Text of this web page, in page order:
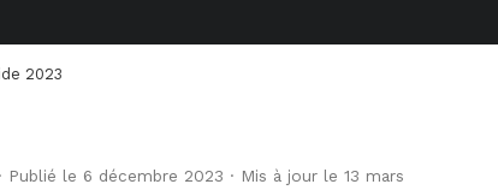
2023
· Publié le 6 décembre 2023 · Mis à jour le 13 mars